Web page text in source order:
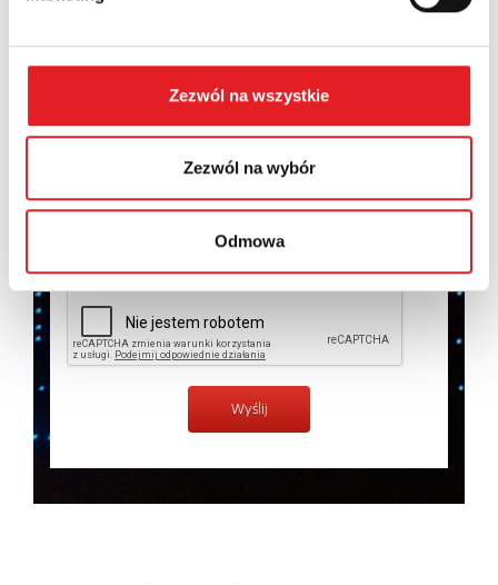
Zezwól na wszystkie
Zezwól na wybór
Odmowa
Wyrażam zgodę na przetwarzanie moich danych
temat przetwarzania danych osobowych w
prywatności.*
Zapoznałem z treściąPolityki Prywatności